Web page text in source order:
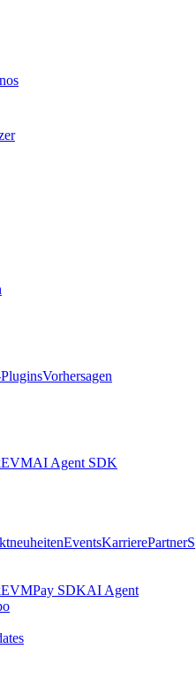
Vorhersagen
AI Agent SDK
EventsKarrierePartnerS
Pay SDKAI Agent